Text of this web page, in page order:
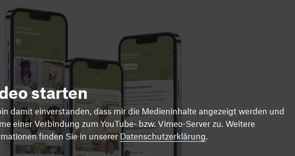
starten
damit einverstanden, dass mir die Medieninhalte angezeigt werden und
einer Verbindung zum YouTube- bzw. Vimeo-Server zu. Weitere
finden Sie in unsererDatenschutzerklärung